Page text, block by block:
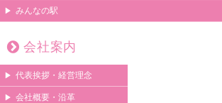
みんなの駅
会社案内
代表挨拶・経営理念
会社概要・沿革